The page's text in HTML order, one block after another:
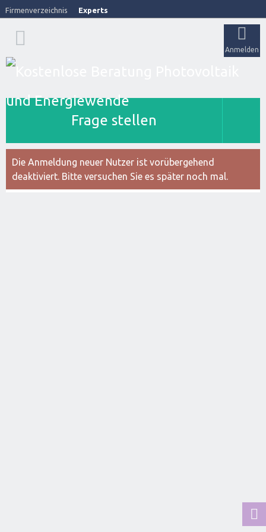
Firmenverzeichnis Experts
Anmelden
Frage stellen
Die Anmeldung neuer Nutzer ist vorübergehend
deaktiviert. Bitte versuchen Sie es später noch mal.